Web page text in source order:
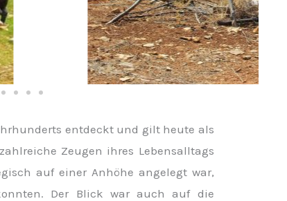
entdeckt und gilt heute als
Zeugen ihres Lebensalltags
auf einer Anhöhe angelegt war,
Der Blick war auch auf die